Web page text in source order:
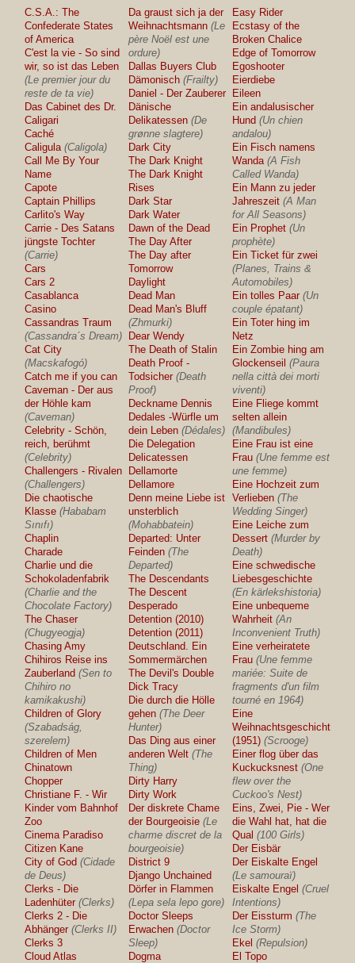
C.S.A.: The
Confederate States
of America
C'est la vie - So sind
wir, so ist das Leben
(Le premier jour du
reste de ta vie)
Das Cabinet des Dr.
Caligari
Caché
Caligula (Caligola)
Call Me By Your
Name
Capote
Captain Phillips
Carlito's Way
Carrie - Des Satans
jüngste Tochter
(Carrie)
Cars
Cars 2
Casablanca
Casino
Cassandras Traum
(Cassandra´s Dream)
Cat City
(Macskafogó)
Catch me if you can
Caveman - Der aus
der Höhle kam
(Caveman)
Celebrity - Schön,
reich, berühmt
(Celebrity)
Challengers - Rivalen
(Challengers)
Die chaotische
Klasse (Hababam
Sınıfı)
Chaplin
Charade
Charlie und die
Schokoladenfabrik
(Charlie and the
Chocolate Factory)
The Chaser
(Chugyeogja)
Chasing Amy
Chihiros Reise ins
Zauberland (Sen to
Chihiro no
kamikakushi)
Children of Glory
(Szabadság,
szerelem)
Children of Men
Chinatown
Chopper
Christiane F. - Wir
Kinder vom Bahnhof
Zoo
Cinema Paradiso
Citizen Kane
City of God (Cidade
de Deus)
Clerks - Die
Ladenhüter (Clerks)
Clerks 2 - Die
Abhänger (Clerks II)
Clerks 3
Cloud Atlas
Da graust sich ja der
Weihnachtsmann (Le
père Noël est une
ordure)
Dallas Buyers Club
Dämonisch (Frailty)
Daniel - Der Zauberer
Dänische
Delikatessen (De
grønne slagtere)
Dark City
The Dark Knight
The Dark Knight
Rises
Dark Star
Dark Water
Dawn of the Dead
The Day After
The Day after
Tomorrow
Daylight
Dead Man
Dead Man's Bluff
(Zhmurki)
Dear Wendy
The Death of Stalin
Death Proof -
Todsicher (Death
Proof)
Deckname Dennis
Dedales -Würfle um
dein Leben (Dédales)
Die Delegation
Delicatessen
Dellamorte
Dellamore
Denn meine Liebe ist
unsterblich
(Mohabbatein)
Departed: Unter
Feinden (The
Departed)
The Descendants
The Descent
Desperado
Detention (2010)
Detention (2011)
Deutschland. Ein
Sommermärchen
The Devil's Double
Dick Tracy
Die durch die Hölle
gehen (The Deer
Hunter)
Das Ding aus einer
anderen Welt (The
Thing)
Dirty Harry
Dirty Work
Der diskrete Chame
der Bourgeoisie (Le
charme discret de la
bourgeoisie)
District 9
Django Unchained
Dörfer in Flammen
(Lepa sela lepo gore)
Doctor Sleeps
Erwachen (Doctor
Sleep)
Dogma
Easy Rider
Ecstasy of the
Broken Chalice
Edge of Tomorrow
Egoshooter
Eierdiebe
Eileen
Ein andalusischer
Hund (Un chien
andalou)
Ein Fisch namens
Wanda (A Fish
Called Wanda)
Ein Mann zu jeder
Jahreszeit (A Man
for All Seasons)
Ein Prophet (Un
prophète)
Ein Ticket für zwei
(Planes, Trains &
Automobiles)
Ein tolles Paar (Un
couple épatant)
Ein Toter hing im
Netz
Ein Zombie hing am
Glockenseil (Paura
nella città dei morti
viventi)
Eine Fliege kommt
selten allein
(Mandibules)
Eine Frau ist eine
Frau (Une femme est
une femme)
Eine Hochzeit zum
Verlieben (The
Wedding Singer)
Eine Leiche zum
Dessert (Murder by
Death)
Eine schwedische
Liebesgeschichte
(En kärlekshistoria)
Eine unbequeme
Wahrheit (An
Inconvenient Truth)
Eine verheiratete
Frau (Une femme
mariée: Suite de
fragments d'un film
tourné en 1964)
Eine
Weihnachtsgeschichte
(1951) (Scrooge)
Einer flog über das
Kuckucksnest (One
flew over the
Cuckoo's Nest)
Eins, Zwei, Pie - Wer
die Wahl hat, hat die
Qual (100 Girls)
Der Eisbär
Der Eiskalte Engel
(Le samouraï)
Eiskalte Engel (Cruel
Intentions)
Der Eissturm (The
Ice Storm)
Ekel (Repulsion)
El Topo